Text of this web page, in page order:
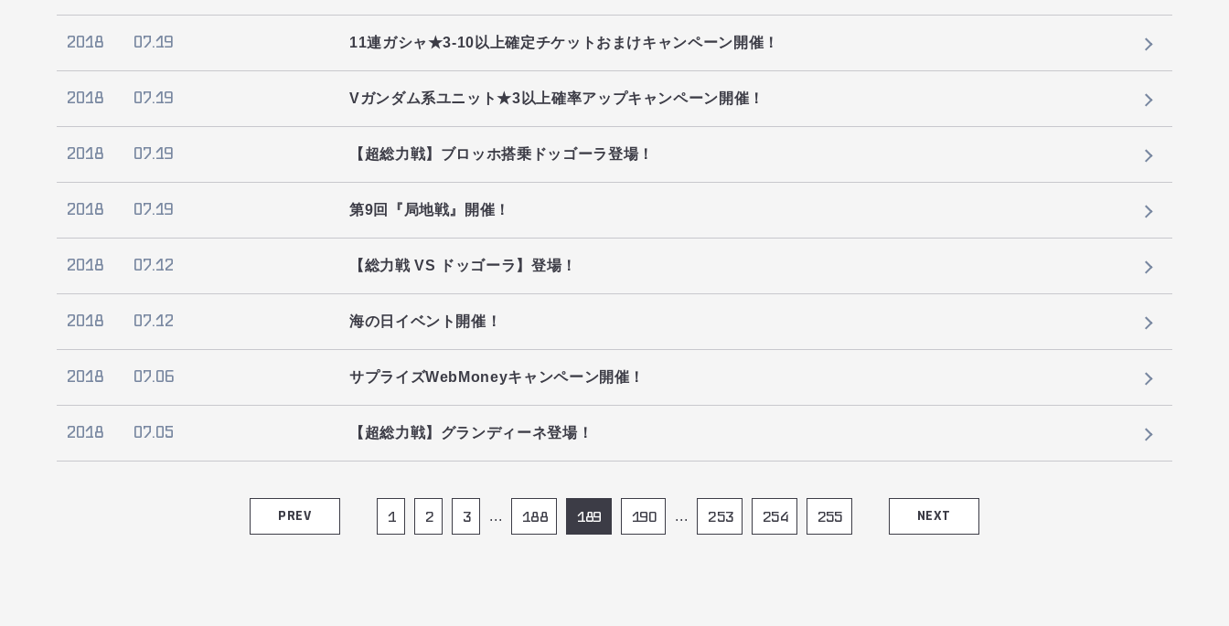
2018 07.19 11連ガシャ★3-10以上確定チケットおまけキャンペーン開催！
2018 07.19 Vガンダム系ユニット★3以上確率アップキャンペーン開催！
2018 07.19 【超総力戦】ブロッホ搭乗ドッゴーラ登場！
2018 07.19 第9回『局地戦』開催！
2018 07.12 【総力戦 VS ドッゴーラ】登場！
2018 07.12 海の日イベント開催！
2018 07.06 サプライズWebMoneyキャンペーン開催！
2018 07.05 【超総力戦】グランディーネ登場！
PREV 1 2 3 ... 188 189 190 ... 253 254 255 NEXT